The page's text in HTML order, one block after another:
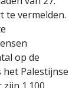
te vermelden.
op de
Palestijnse